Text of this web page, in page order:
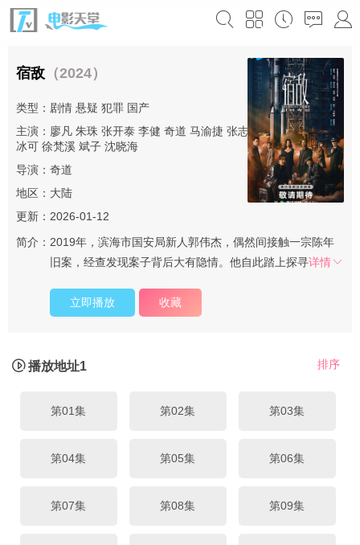
宿敌 （2024）
类型： 剧情 悬疑 犯罪 国产
主演： 廖凡 朱珠 张开泰 李健 奇道 马渝捷 张志坚 杨子 石文中 白
冰可 徐梵溪 斌子 沈晓海
导演： 奇道
地区： 大陆
更新：2026-01-12
简介： 2019年，滨海市国安局新人郭伟杰，偶然间接触一宗陈年
旧案，经查发现案子背后大有隐情。他自此踏上探寻详情
立即播放 收藏
排序
播放地址1
第01集 第02集 第03集
第04集 第05集 第06集
第07集 第08集 第09集